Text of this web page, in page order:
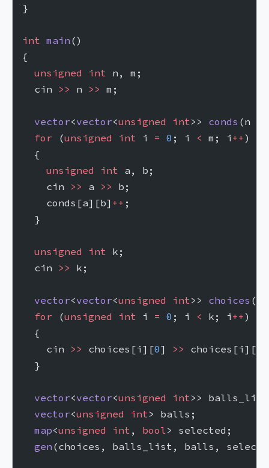
}
int main()
{
  unsigned
int n, m;
  cin
>> n >> m;
  vector
<vector<unsigned int>> conds (n
  for
(unsigned int i = 0 ; i < m; i++)
  {
    unsigned
int a, b;
    cin
>> a >> b;
    conds[a][b]
++ ;
  }
  unsigned
int k;
  cin
>> k;
  vector
<vector<unsigned int>> choices
  for
(unsigned int i = 0 ; i < k; i++)
  {
    cin
>> choices[i][0] >> choices[i][
  }
  vector
<vector<unsigned int>>
  vector
<unsigned int> balls;
  map
<unsigned int, bool> selected;
  gen
(choices, balls_list, balls,